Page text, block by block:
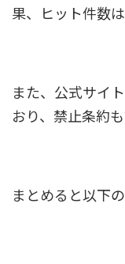
果、ヒット件数
また、公式サイ
おり、禁止条約
まとめると以下の